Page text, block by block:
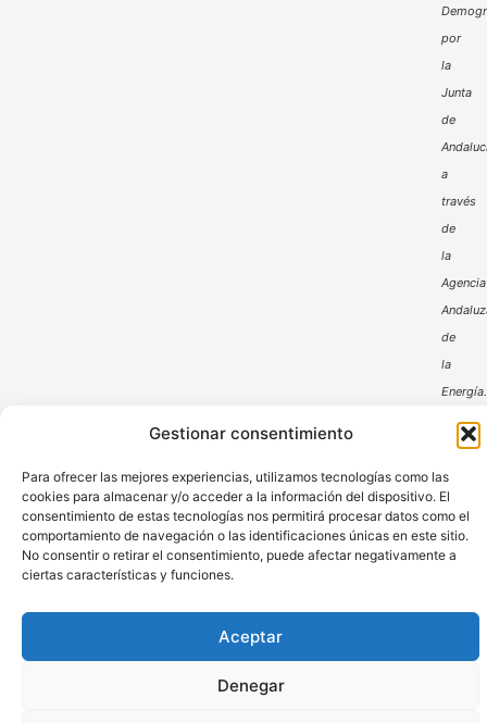
Gestionar consentimiento
Para ofrecer las mejores experiencias, utilizamos tecnologías como las
cookies para almacenar y/o acceder a la información del dispositivo. El
consentimiento de estas tecnologías nos permitirá procesar datos como el
comportamiento de navegación o las identificaciones únicas en este sitio.
No consentir o retirar el consentimiento, puede afectar negativamente a
ciertas características y funciones.
Aceptar
Denegar
por
la
Junta
de
a
través
de
la
Agencia
de
la
Energía.
Aviso Legal Política de Privacidad
Política de Cookies
© DHP comerpa 2024 – Derechos Reservados